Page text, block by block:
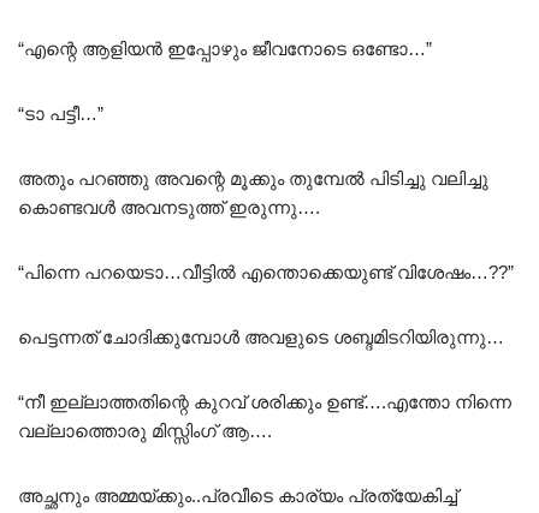
“എന്റെ ആളിയൻ ഇപ്പോഴും ജീവനോടെ ഒണ്ടോ…”
“ടാ പട്ടീ…”
അതും പറഞ്ഞു അവന്റെ മൂക്കും തുമ്പേൽ പിടിച്ചു വലിച്ചു
കൊണ്ടവൾ അവനടുത്ത് ഇരുന്നു….
“പിന്നെ പറയെടാ…വീട്ടിൽ എന്തൊക്കെയുണ്ട് വിശേഷം…??”
പെട്ടന്നത് ചോദിക്കുമ്പോൾ അവളുടെ ശബ്ദമിടറിയിരുന്നു…
“നീ ഇല്ലാത്തതിന്റെ കുറവ് ശരിക്കും ഉണ്ട്….എന്തോ നിന്നെ
വല്ലാത്തൊരു മിസ്സിംഗ് ആ….
അച്ഛനും അമ്മയ്ക്കും..പ്രവീടെ കാര്യം പ്രത്യേകിച്ച്